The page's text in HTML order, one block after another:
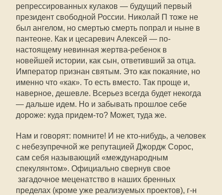
репрессированных кулаков — будущий первый
президент свободной России. Николай П тоже не
был ангелом, но смертью смерть попрал и ныне в
пантеоне. Как и цесаревич Алексей — по-
настоящему невинная жертва-ребенок в
новейшей истории, как сын, ответивший за отца.
Император признан святым. Это как покаяние, но
именно что «как». То есть вместо. Так проще и,
наверное, дешевле. Всерьез всегда будет некогда
— дальше идем. Но и забывать прошлое себе
дороже: куда придем-то? Может, туда же.
Нам и говорят: помните! И не кто-нибудь, а человек
с небезупречной же репутацией Джордж Сорос,
сам себя называющий «международным
спекулянтом». Официально свернув свое
загадочное меценатство в наших бренных
пределах (кроме уже реализуемых проектов), г-н